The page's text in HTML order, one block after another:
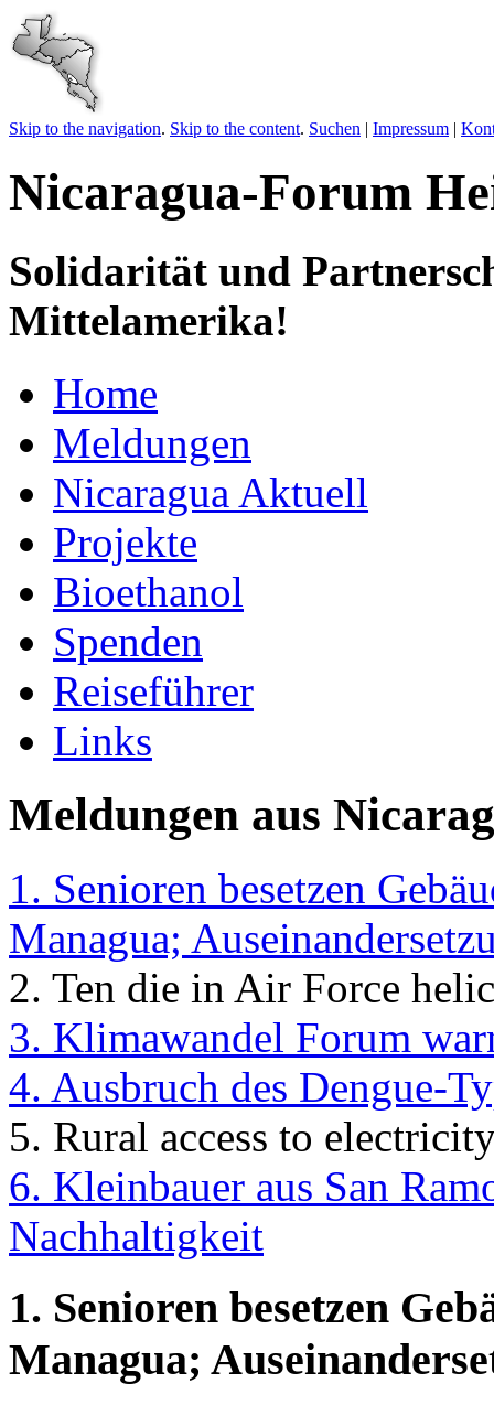
Skip to the navigation. Skip to the content. Suchen | Impressum |
Nicaragua-Forum
Solidarität und
Mittelamerika!
Home
Meldungen
Nicaragua Aktuell
Projekte
Bioethanol
Spenden
Reiseführer
Links
Meldungen aus
1. Senioren besetzen
Managua;
2. Ten die in Air Force
3. Klimawandel Forum
4. Ausbruch des Dengue-
5. Rural access to
6. Kleinbauer aus San
Nachhaltigkeit
1. Senioren besetzen
Managua;